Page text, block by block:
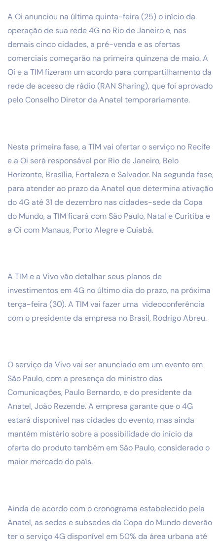
A Oi anunciou na última quinta-feira (25) o início da
operação de sua rede 4G no Rio de Janeiro e, nas
demais cinco cidades, a pré-venda e as ofertas
comerciais começarão na primeira quinzena de maio. A
Oi e a TIM fizeram um acordo para compartilhamento da
rede de acesso de rádio (RAN Sharing), que foi aprovado
pelo Conselho Diretor da Anatel temporariamente.
Nesta primeira fase, a TIM vai ofertar o serviço no Recife
e a Oi será responsável por Rio de Janeiro, Belo
Horizonte, Brasília, Fortaleza e Salvador. Na segunda fase,
para atender ao prazo da Anatel que determina ativação
do 4G até 31 de dezembro nas cidades-sede da Copa
do Mundo, a TIM ficará com São Paulo, Natal e Curitiba e
a Oi com Manaus, Porto Alegre e Cuiabá.
A TIM e a Vivo vão detalhar seus planos de
investimentos em 4G no último dia do prazo, na próxima
terça-feira (30). A TIM vai fazer uma videoconferência
com o presidente da empresa no Brasil, Rodrigo Abreu.
O serviço da Vivo vai ser anunciado em um evento em
São Paulo, com a presença do ministro das
Comunicações, Paulo Bernardo, e do presidente da
Anatel, João Rezende. A empresa garante que o 4G
estará disponível nas cidades do evento, mas ainda
mantém mistério sobre a possibilidade do início da
oferta do produto também em São Paulo, considerado o
maior mercado do país.
Ainda de acordo com o cronograma estabelecido pela
Anatel, as sedes e subsedes da Copa do Mundo deverão
ter o serviço 4G disponível em 50% da área urbana até